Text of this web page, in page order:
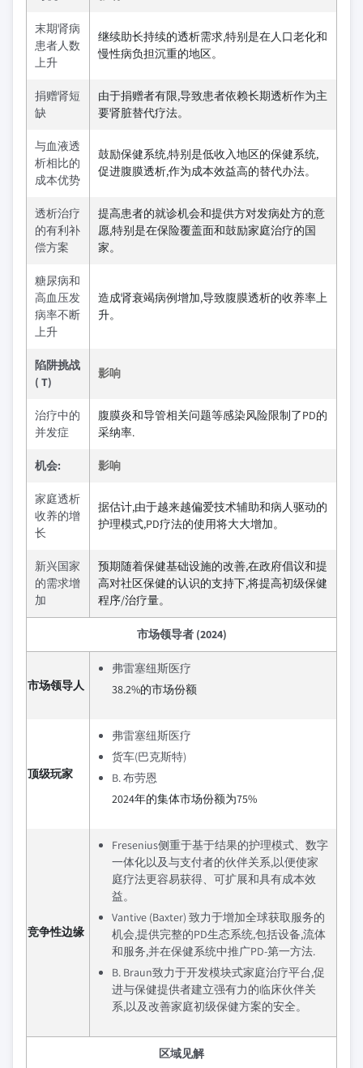
末期肾病
患者人数
上升
继续助长持续的透析需求,特别是在人口老化和
慢性病负担沉重的地区。
捐赠肾短
缺
由于捐赠者有限,导致患者依赖长期透析作为主
要肾脏替代疗法。
与血液透
析相比的
成本优势
鼓励保健系统,特别是低收入地区的保健系统,
促进腹膜透析,作为成本效益高的替代办法。
透析治疗
的有利补
偿方案
提高患者的就诊机会和提供方对发病处方的意
愿,特别是在保险覆盖面和鼓励家庭治疗的国
家。
糖尿病和
高血压发
病率不断
上升
造成肾衰竭病例增加,导致腹膜透析的收养率上
升。
陷阱挑战
( T)
影响
治疗中的
并发症
腹膜炎和导管相关问题等感染风险限制了PD的
采纳率.
机会: 影响
家庭透析
收养的增
长
据估计,由于越来越偏爱技术辅助和病人驱动的
护理模式,PD疗法的使用将大大增加。
新兴国家
的需求增
加
预期随着保健基础设施的改善,在政府倡议和提
高对社区保健的认识的支持下,将提高初级保健
程序/治疗量。
市场领导者 (2024)
市场领导人
弗雷塞纽斯医疗
38.2%的市场份额
顶级玩家
弗雷塞纽斯医疗
货车(巴克斯特)
B. 布劳恩
2024年的集体市场份额为75%
竞争性边缘
Fresenius侧重于基于结果的护理模式、数字
一体化以及与支付者的伙伴关系,以便使家
庭疗法更容易获得、可扩展和具有成本效
益。
Vantive (Baxter) 致力于增加全球获取服务的
机会,提供完整的PD生态系统,包括设备,流体
和服务,并在保健系统中推广PD-第一方法.
B. Braun致力于开发模块式家庭治疗平台,促
进与保健提供者建立强有力的临床伙伴关
系,以及改善家庭初级保健方案的安全。
区域见解